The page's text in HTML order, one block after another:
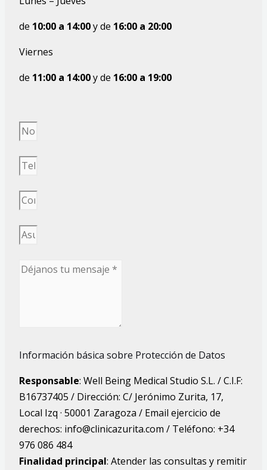
de 10:00 a 14:00y de 16:00 a 20:00
Viernes
de 11:00 a 14:00y de 16:00 a 19:00
Información básica sobre Protección de Datos
Responsable: Well Being Medical Studio S.L. / C.I.F:
B16737405 / Dirección: C/ Jerónimo Zurita, 17,
Local Izq · 50001 Zaragoza / Email ejercicio de
derechos: info@clinicazurita.com / Teléfono: +34
976 086 484
Finalidad principal: Atender las consultas y remitir